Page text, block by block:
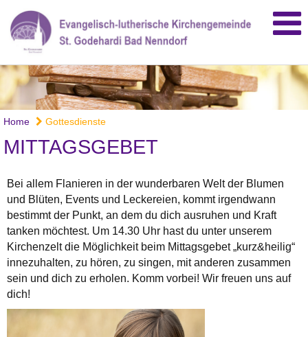
Home Gottesdienste
MITTAGSGEBET
Bei allem Flanieren in der wunderbaren Welt der Blumen
und Blüten, Events und Leckereien, kommt irgendwann
bestimmt der Punkt, an dem du dich ausruhen und Kraft
tanken möchtest. Um 14.30 Uhr hast du unter unserem
Kirchenzelt die Möglichkeit beim Mittagsgebet „kurz&heilig“
innezuhalten, zu hören, zu singen, mit anderen zusammen
sein und dich zu erholen. Komm vorbei! Wir freuen uns auf
dich!